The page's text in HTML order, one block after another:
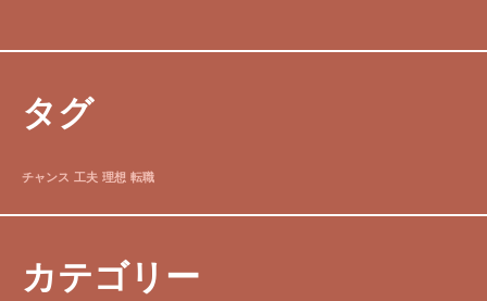
タグ
チャンス 工夫 理想 転職
カテゴリー